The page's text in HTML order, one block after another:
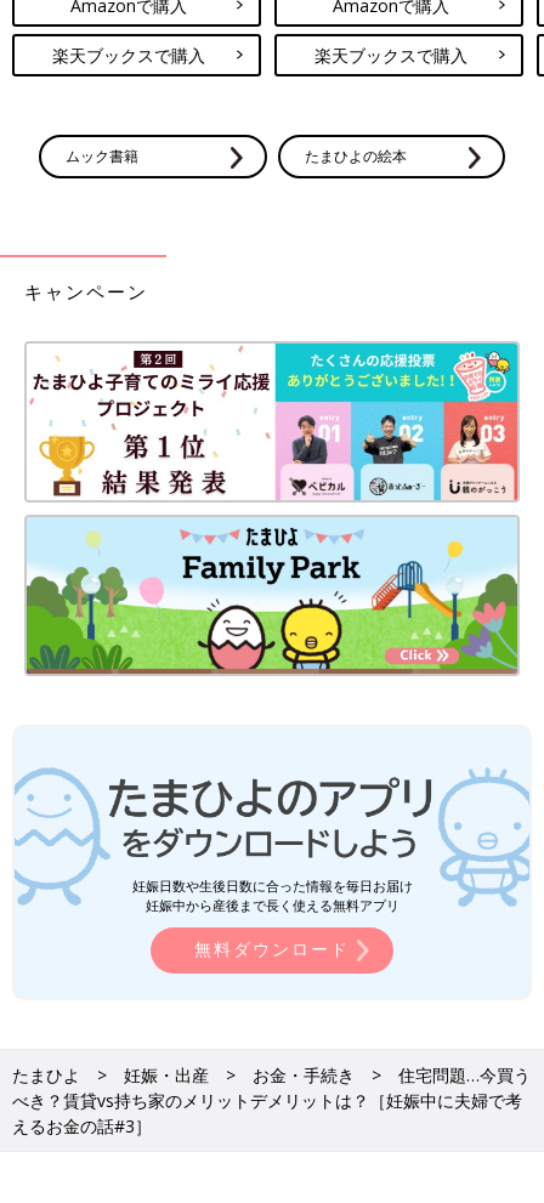
Amazonで購入
楽天ブックスで購入
Amazonで購入
楽天ブックスで購入
ムック書籍 たまひよの絵本
キャンペーン
妊娠日数や生後日数に合った情報を毎日お届け
妊娠中から産後まで長く使える無料アプリ
無料ダウンロード
たまひよ 妊娠・出産 お金・手続き
住宅問題…今買う
べき？賃貸vs持ち家のメリットデメリットは？［妊娠中に夫婦で考
えるお金の話#3］